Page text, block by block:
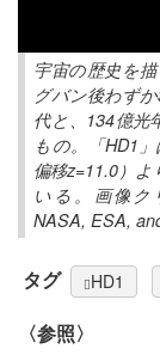
宇宙の歴史を
グバン後わず
代と、134億光
もの。「HD1
偏移z=11.0）
いる。画像ク
NASA, ESA,
タグ HD1
〈参照〉